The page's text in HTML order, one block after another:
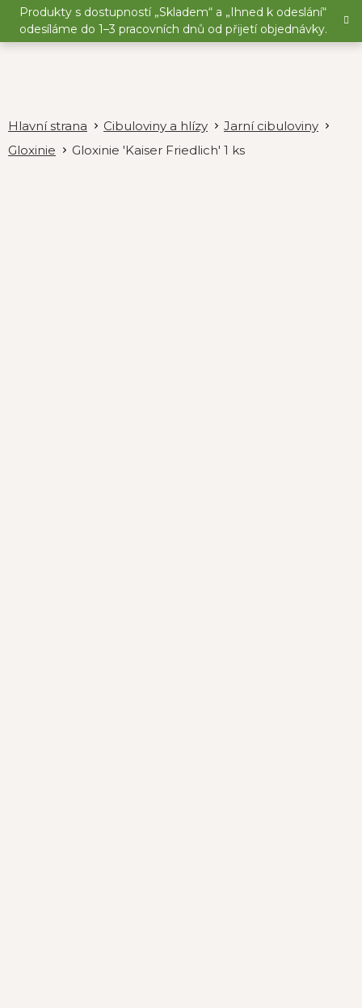
Přejít
obsah
Produkty s dostupností „Skladem“ a „Ihned k odeslání“
odesíláme do 1–3 pracovních dnů od přijetí objednávky.
Cibuloviny a hlízy
Jarní cibuloviny
Gloxinie
Gloxinie 'Kaiser Friedlich' 1 ks